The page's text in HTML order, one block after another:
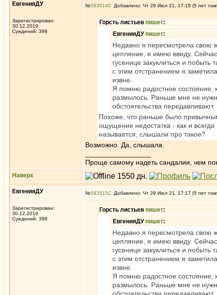
ЕвгенияДУ
Зарегистрирован:
30.12.2019
Суждений: 399
№583514 Добавлено: Чт 29 Июл 21, 17:15 (5 лет
Горсть листьев пишет:
ЕвгенияДУпишет:
Недавно я пересмотрела свою
цепляние, я имею ввиду.
гусенице закуклиться и побыть
с этим отстранением я
извне.
Я помню радостное состояние,
размылось. Раньше мне не
обстоятельства передавливают.
Похоже, что раньше было привычным
ощущение недостатка - как и
называется, слышали про такое?
Возможно. Да, слышала.
Проще самому надеть сандалии, чем
Наверх
ЕвгенияДУ
Зарегистрирован:
30.12.2019
Суждений: 399
№583515 Добавлено: Чт 29 Июл 21, 17:17 (5 лет
Горсть листьев пишет:
ЕвгенияДУпишет:
Недавно я пересмотрела свою
цепляние, я имею ввиду.
гусенице закуклиться и побыть
с этим отстранением я
извне.
Я помню радостное состояние,
размылось. Раньше мне не